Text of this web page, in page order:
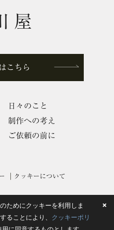
ためにクッキーを利用しま
ることにより、 クッキーポリ
×
屋
こちら
日々のこと
制作への考え
ご依頼の前に
クッキーについて
co., ltd.